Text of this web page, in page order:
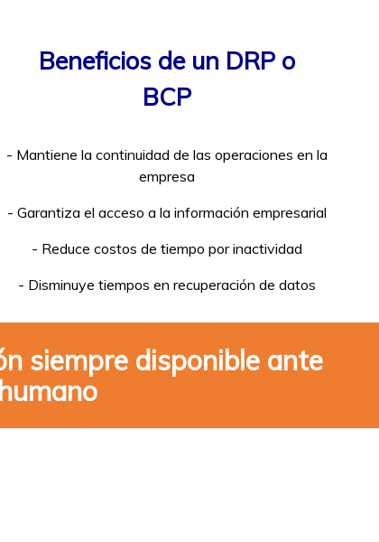
Beneficios de un DRP o
BCP
- Mantiene la continuidad de las operaciones en la
empresa
- Garantiza el acceso a la información empresarial
- Reduce costos de tiempo por inactividad
- Disminuye tiempos en recuperación de datos
siempre disponible ante